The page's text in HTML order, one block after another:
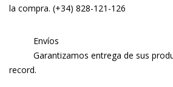
la compra. (+34) 828-121-126
Envíos
Garantizamos entrega de sus
record.